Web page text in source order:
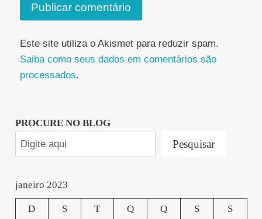
Este site utiliza o Akismet para reduzir spam.
Saiba como seus dados em comentários são
processados.
PROCURE NO BLOG
Pesquisar
janeiro 2023
D S T Q Q S S